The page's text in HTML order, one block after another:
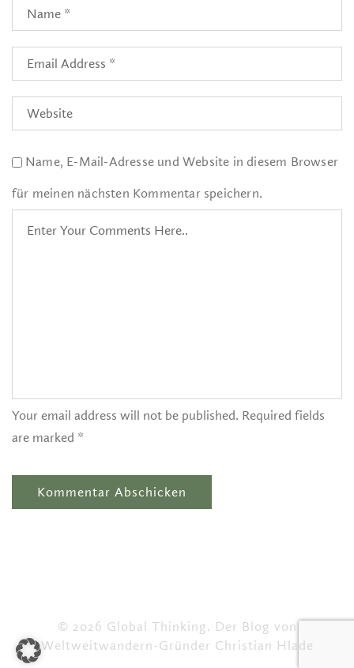
Name, E-Mail-Adresse und Website in diesem Browser
für meinen nächsten Kommentar speichern.
Your email address will not be published. Required fields
are marked *
© 2026 Global Thinking. Der Blog von
Weltweitwandern-Gründer Christian Hlade